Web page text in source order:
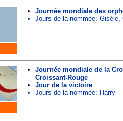
Journée mondiale des
Jours de la nommée: Gisèle,
Journée mondiale de la
Croissant-Rouge
Jour de la victoire
Jours de la nommée: Harry